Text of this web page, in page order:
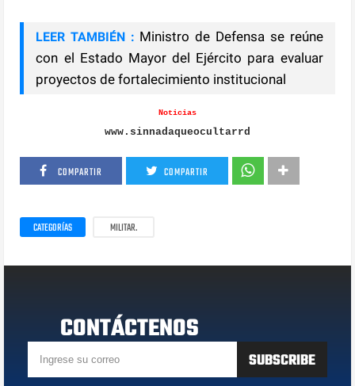
LEER TAMBIÉN : Ministro de Defensa se reúne
con el Estado Mayor del Ejército para evaluar
proyectos de fortalecimiento institucional
Noticias
www.sinnadaqueocultarrd
COMPARTIR COMPARTIR
CATEGORÍAS MILITAR.
CONTÁCTENOS